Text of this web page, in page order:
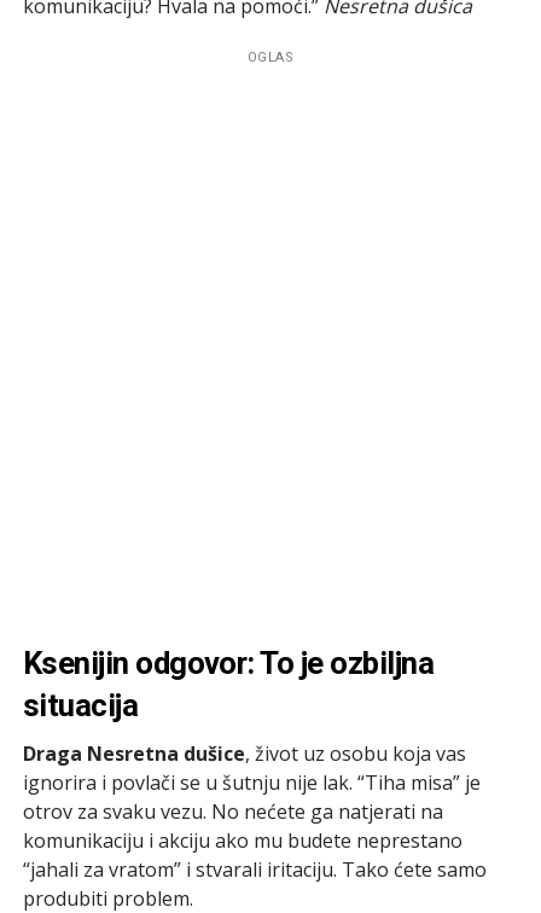
komunikaciju? Hvala na pomoći.” Nesretna dušica
OGLAS
Ksenijin odgovor: To je ozbiljna
situacija
Draga Nesretna dušice, život uz osobu koja vas
ignorira i povlači se u šutnju nije lak. “Tiha misa” je
otrov za svaku vezu. No nećete ga natjerati na
komunikaciju i akciju ako mu budete neprestano
“jahali za vratom” i stvarali iritaciju. Tako ćete samo
produbiti problem.